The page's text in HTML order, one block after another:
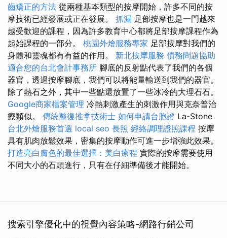
齒矯正的方法 從兩種基本類型的按摩開始，許多不同的按
摩技術已經發展或正在發展。 抓漏 足部按摩也是一門越來
越受歡迎的課程，因為許多教育中心都將足部按摩課程作為
起始課程的一部分。 桃園外燴服務專家 足部按摩對我們的
身體和靈魂都有有益的作用。 新北按摩服務 債務問題協助
適合您的台北會計事務所 腳底的反射點代表了我們的各個
器官，透過按摩腳底，我們可以將能量輸送到我們的器官。
除了熱石之外，其中一些點還放置了一些冰冷的大理石石。
Google商家檔案管理 冷熱刺激產生的刺激作用與克奈普治
療類似。 傳統整復推拿技術士 如何申請台胞證 La-Stone
台北外燴服務首選 local seo 長照 經絡調理證照課程 按摩
具有肌肉放鬆效果，密集的按摩動作可進一步增強此效果。
打造亮白膚色的最佳選擇：美白療程 實際的按摩需要使用
不同大小的石頭進行，只有在仔細準備後才能開始。
搜索引擎優化中的視覺內容策略-網路行銷公司